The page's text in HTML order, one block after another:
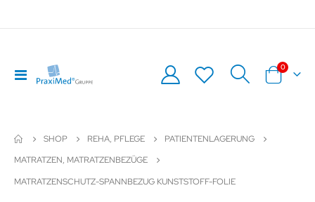
Navigation
umschalten
Warenkorb
0
SHOP REHA, PFLEGE
PATIENTENLAGERUNG
MATRATZEN, MATRATZENBEZÜGE
MATRATZENSCHUTZ-SPANNBEZUG KUNSTSTOFF-FOLIE